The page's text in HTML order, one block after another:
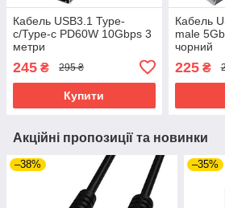
Кабель USB3.1 Type-
c/Type-c PD60W 10Gbps 3
метри
245 ₴ 295 ₴
Купити
Кабель
male
чорний
225₴
Акційні пропозиції та новинки
–38% –35%